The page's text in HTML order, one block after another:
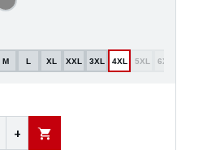
M L XL XXL 3XL 4XL 5XL 6XL
+ В КОРЗИНУ